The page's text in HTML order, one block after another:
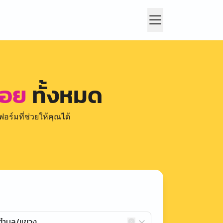
ย ทั้งหมด
อร์มที่ช่วยให้คุณได้